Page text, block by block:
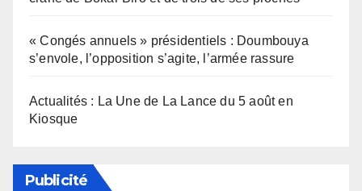
« Congés annuels » présidentiels : Doumbouya
s’envole, l’opposition s’agite, l’armée rassure
Actualités : La Une de La Lance du 5 août en
Kiosque
Publicité